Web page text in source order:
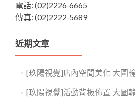
電話: (02)2226-6665
傳真: (02)2222-5689
近期文章
[玖陽視覺]店內空間美化 大圖
[玖陽視覺]活動背板佈置 大圖